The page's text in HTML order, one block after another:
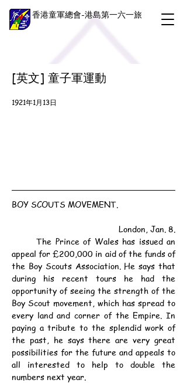
香港童軍總會-港島第一六一旅
[英文] 童子軍運動
1921年1月13日
BOY SCOUTS MOVEMENT.
London, Jan. 8.
	The Prince of Wales has issued an
appeal for £200,000 in aid of the funds of
the Boy Scouts Association. He says that
during his recent tours he had the
opportunity of seeing the strength of the
Boy Scout movement, which has spread to
every land and corner of the Empire. In
paying a tribute to the splendid work of
the past, he says there are very great
possibilities for the future and appeals to
all interested to help to double the
numbers next year.